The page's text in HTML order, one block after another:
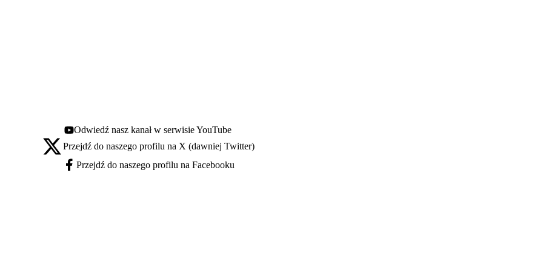
Youtube - otwiera się w nowej karcie
Odwiedź nasz kanał w serwisie YouTube
X - otwiera się w nowej karcie
Przejdź do naszego profilu na X (dawniej Twitter)
Facebook - otwiera się w nowej karcie
Przejdź do naszego profilu na Facebooku